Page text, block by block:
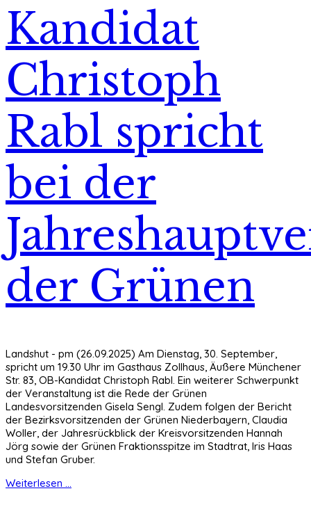
Kandidat
Christoph
Rabl spricht
bei der
der Grünen
Landshut - pm (26.09.2025) Am Dienstag, 30. September,
spricht um 19.30 Uhr im Gasthaus Zollhaus, Äußere Münchener
Str. 83, OB-Kandidat Christoph Rabl. Ein weiterer Schwerpunkt
der Veranstaltung ist die Rede der Grünen
Landesvorsitzenden Gisela Sengl. Zudem folgen der Bericht
der Bezirksvorsitzenden der Grünen Niederbayern, Claudia
Woller, der Jahresrückblick der Kreisvorsitzenden Hannah
Jörg sowie der Grünen Fraktionsspitze im Stadtrat, Iris Haas
und Stefan Gruber.
Weiterlesen ...